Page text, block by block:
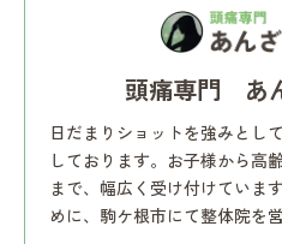
頭痛専門 あ
日だまりショットを強みとし
しております。お子様から高
まで、幅広く受け付けていま
めに、駒ケ根市にて整体院を